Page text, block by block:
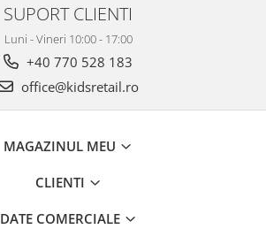
SUPORT CLIENTI
Luni - Vineri 10:00 - 17:00
+40 770 528 183
office@kidsretail.ro
MAGAZINUL MEU
CLIENTI
DATE COMERCIALE